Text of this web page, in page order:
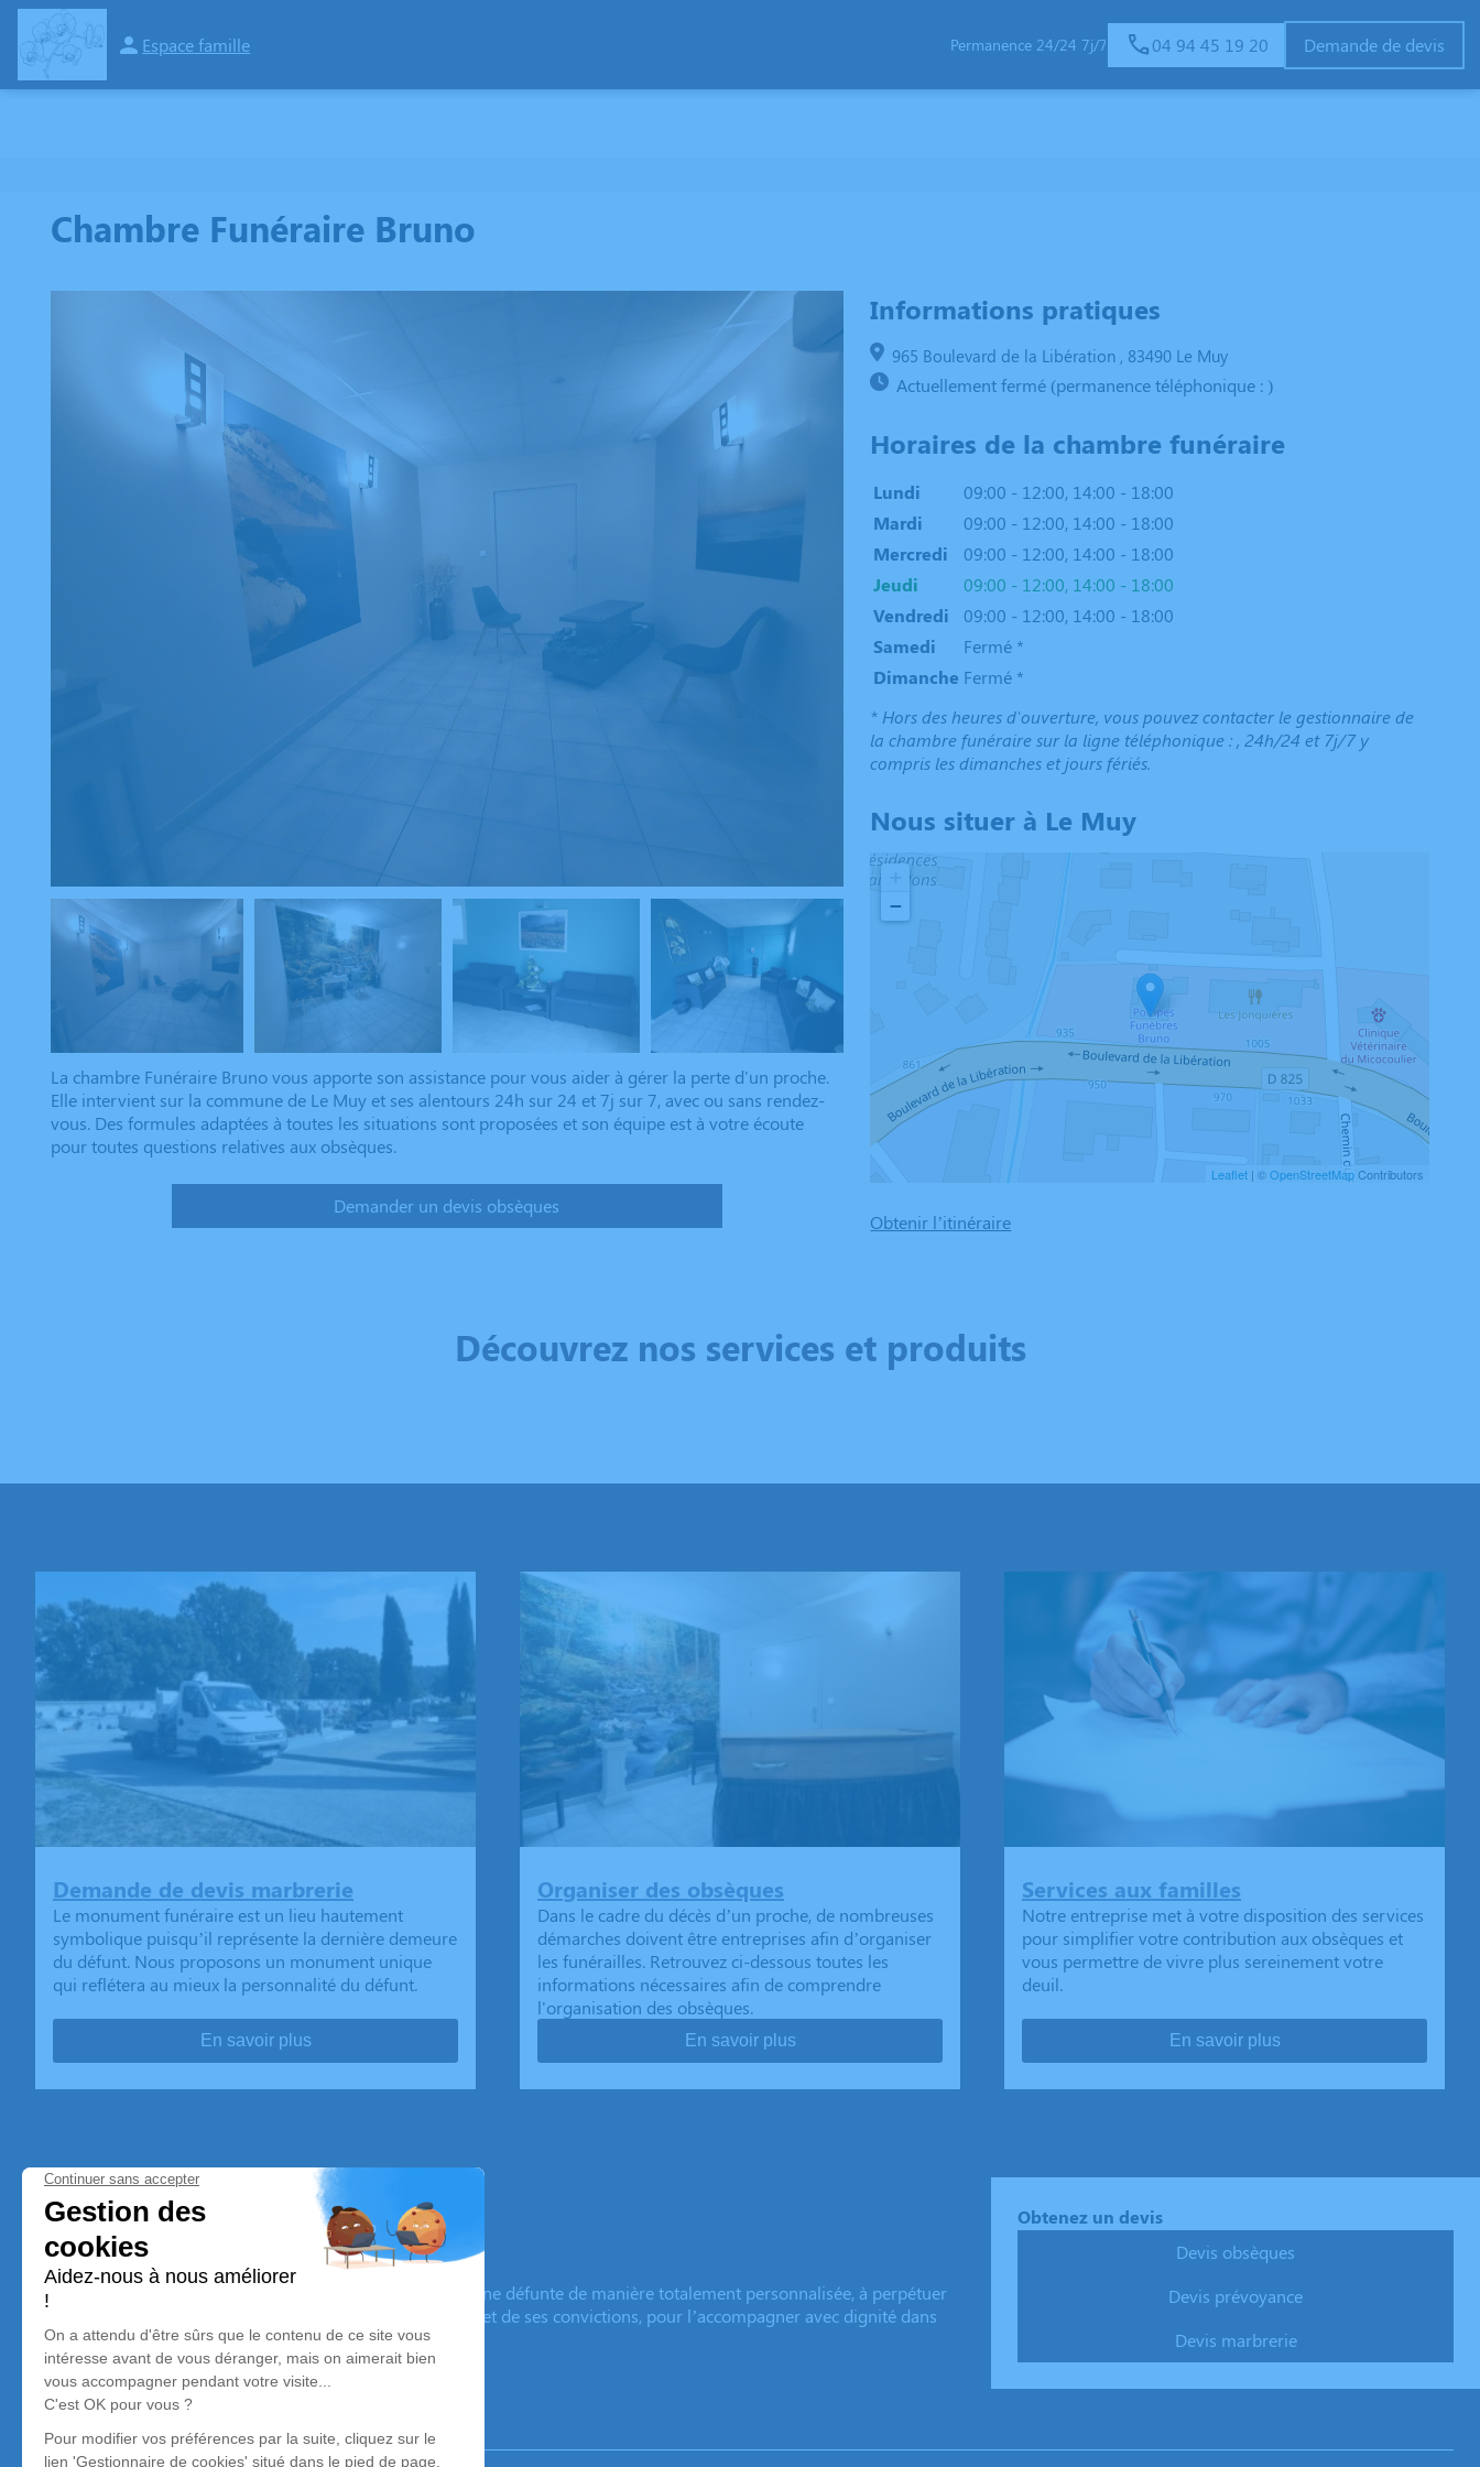
Espace famille Permanence 24/24 7j/7 04 94 45 19 20 Demande de devis
ORGANISER DES OBSÈQUESPRÉVOIR SES OBSÈQUES SERVICES AUX FAMILLESESPACES HOMMAGES ESPACE FAMILLE
Chambre Funéraire Bruno
La chambre Funéraire Bruno vous apporte son assistance pour vous aider à gérer la perte d'un proche.
Elle intervient sur la commune de Le Muy et ses alentours 24h sur 24 et 7j sur 7, avec ou sans rendez-
vous. Des formules adaptées à toutes les situations sont proposées et son équipe est à votre écoute
pour toutes questions relatives aux obsèques.
Demander un devis obsèques
Informations pratiques
965 Boulevard de la Libération , 83490 Le Muy
Actuellement fermé (permanence téléphonique : )
Horaires de la chambre funéraire
Lundi
09:00 - 12:00, 14:00 - 18:00
Mardi
09:00 - 12:00, 14:00 - 18:00
Mercredi
09:00 - 12:00, 14:00 - 18:00
Jeudi
09:00 - 12:00, 14:00 - 18:00
Vendredi
09:00 - 12:00, 14:00 - 18:00
Samedi
Fermé *
Dimanche Fermé *
* Hors des heures d'ouverture, vous pouvez contacter le gestionnaire de
la chambre funéraire sur la ligne téléphonique : , 24h/24 et 7j/7 y
compris les dimanches et jours fériés.
Nous situer à Le Muy
−
Leaflet | ©OpenStreetMapContributors
Obtenir l’itinéraire
Découvrez nos services et produits
Demande de devis marbrerie
Le monument funéraire est un lieu hautement
symbolique puisqu’il représente la dernière demeure
du défunt. Nous proposons un monument unique
qui reflétera au mieux la personnalité du défunt.
En savoir plus
Organiser des obsèques
Dans le cadre du décès d’un proche, de nombreuses
démarches doivent être entreprises afin d’organiser
les funérailles. Retrouvez ci-dessous toutes les
informations nécessaires afin de comprendre
l'organisation des obsèques.
En savoir plus
Services aux familles
Notre entreprise met à votre disposition des services
pour simplifier votre contribution aux obsèques et
vous permettre de vivre plus sereinement votre
deuil.
En savoir plus
Pompes Funèbres Marbrerie Bruno
Nos équipes vous aident à honorer la mémoire de la personne défunte de manière totalement personnalisée, à perpétuer
son souvenir dans le respect de ses volontés, de ses valeurs et de ses convictions, pour l’accompagner avec dignité dans
son dernier voyage.
Obtenez un devis
Devis obsèques
Devis prévoyance
Devis marbrerie
Notre agence
Pompes Funèbres Marbrerie Bruno